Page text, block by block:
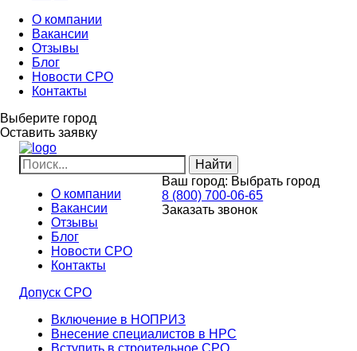
О компании
Вакансии
Отзывы
Блог
Новости СРО
Контакты
Выберите город
Оставить заявку
О компании
Вакансии
Отзывы
Блог
Новости СРО
Контакты
Ваш город: Выбрать город
8 (800) 700-06-65
Заказать звонок
Допуск СРО
Включение в НОПРИЗ
Внесение специалистов в НРС
Вступить в строительное СРО